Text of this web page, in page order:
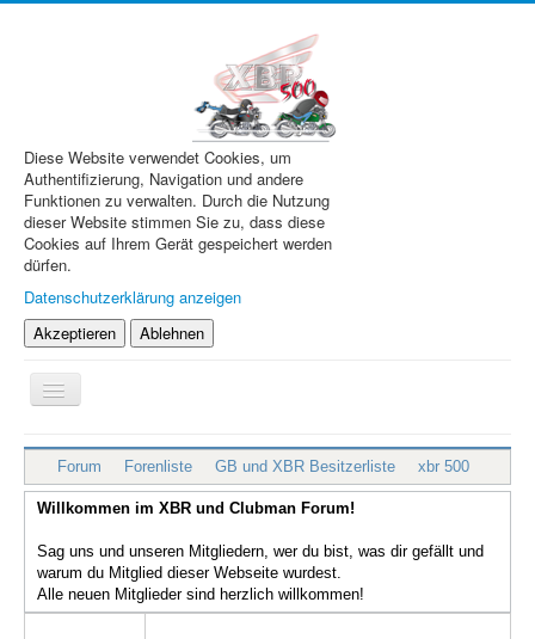
Diese Website verwendet Cookies, um
Authentifizierung, Navigation und andere
Funktionen zu verwalten. Durch die Nutzung
dieser Website stimmen Sie zu, dass diese
Cookies auf Ihrem Gerät gespeichert werden
dürfen.
Datenschutzerklärung anzeigen
Akzeptieren
Ablehnen
Navigation
an/aus
XBR.de
Technik
Treffen & Touren
Cafe-Ecke
Forum Forenliste GB und XBR Besitzerliste xbr 500
Willkommen im XBR und Clubman Forum!
Sag uns und unseren Mitgliedern, wer du bist, was dir gefällt und
warum du Mitglied dieser Webseite wurdest.
Alle neuen Mitglieder sind herzlich willkommen!